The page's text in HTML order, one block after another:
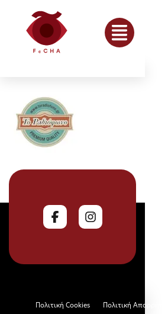
Πολιτική Cookies Πολιτική Απορρήτου